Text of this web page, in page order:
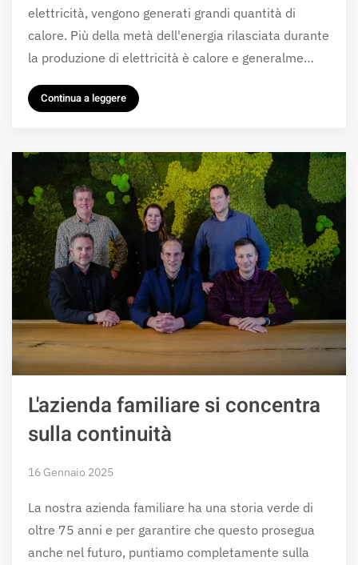
elettricità, vengono generati grandi quantità di
calore. Più della metà dell'energia rilasciata durante
la produzione di elettricità è calore e generalme…
Continua a leggere
L'azienda familiare si concentra
sulla continuità
16 Gennaio 2025
La nostra azienda familiare ha una storia verde di
oltre 75 anni e per garantire che questo prosegua
anche nel futuro, puntiamo completamente sulla